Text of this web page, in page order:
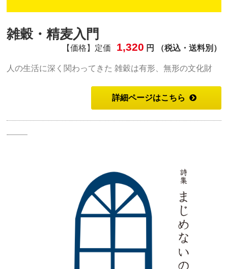
雑穀・精麦入門
【価格】定価 1,320 円 （税込・送料別）
人の生活に深く関わってきた 雑穀は有形、無形の文化財
詳細ページはこちら